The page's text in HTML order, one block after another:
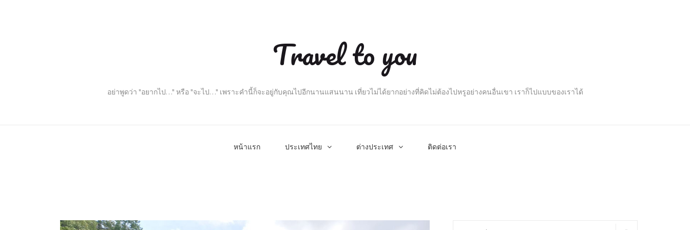
Travel to you
อย่าพูดว่า "อยากไป…" หรือ "จะไป…" เพราะคำนี้ก็จะอยู่กับคุณไปอีกนานแสนนาน เที่ยวไม่ได้ยากอย่างที่คิดไม่ต้องไปหรูอย่างคนอื่นเขา เราก็ไปแบบของเราได้
หน้าแรก ประเทศไทย ต่างประเทศ ติดต่อเรา